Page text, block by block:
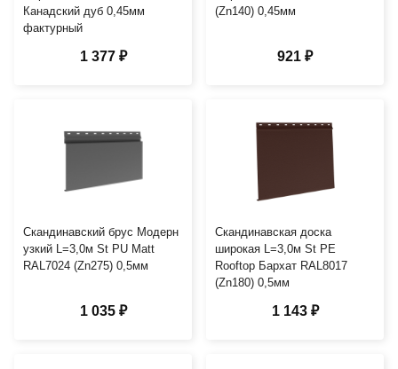
Канадский дуб 0,45мм
фактурный
1 377 ₽
(Zn140) 0,45мм
921 ₽
Скандинавский брус Модерн
узкий L=3,0м St PU Matt
RAL7024 (Zn275) 0,5мм
1 035 ₽
Скандинавская доска
широкая L=3,0м St PE
Rooftop Бархат RAL8017
(Zn180) 0,5мм
1 143 ₽